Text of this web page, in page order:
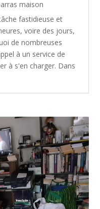
maison
fastidieuse et
voire des jours,
de nombreuses
à un service de
à s'en charger. Dans